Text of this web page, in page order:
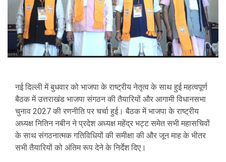
नई दिल्ली में बुधवार को भाजपा के राष्ट्रीय नेतृत्व के साथ हुई महत्वपूर्ण
बैठक में उत्तराखंड भाजपा संगठन की तैयारियों और आगामी विधानसभा
चुनाव 2027 की रणनीति पर चर्चा हुई। बैठक में भाजपा के राष्ट्रीय
अध्यक्ष नितिन नबीन ने प्रदेश अध्यक्ष महेंद्र भट्ट समेत सभी महासचिवों
के साथ संगठनात्मक गतिविधियों की समीक्षा की और जून माह के भीतर
सभी तैयारियों को अंतिम रूप देने के निर्देश दिए।